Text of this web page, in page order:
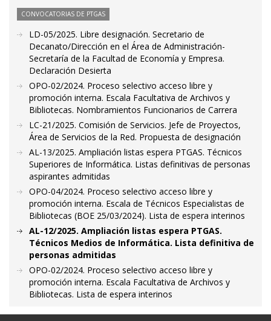
CONVOCATORIAS DE PTGAS
LD-05/2025. Libre designación. Secretario de
Decanato/Dirección en el Área de Administración-
Secretaría de la Facultad de Economía y Empresa.
Declaración Desierta
OPO-02/2024. Proceso selectivo acceso libre y
promoción interna. Escala Facultativa de Archivos y
Bibliotecas. Nombramientos Funcionarios de Carrera
LC-21/2025. Comisión de Servicios. Jefe de Proyectos,
Área de Servicios de la Red. Propuesta de designación
AL-13/2025. Ampliación listas espera PTGAS. Técnicos
Superiores de Informática. Listas definitivas de personas
aspirantes admitidas
OPO-04/2024. Proceso selectivo acceso libre y
promoción interna. Escala de Técnicos Especialistas de
Bibliotecas (BOE 25/03/2024). Lista de espera interinos
AL-12/2025. Ampliación listas espera PTGAS.
Técnicos Medios de Informática. Lista definitiva de
personas admitidas
OPO-02/2024. Proceso selectivo acceso libre y
promoción interna. Escala Facultativa de Archivos y
Bibliotecas. Lista de espera interinos